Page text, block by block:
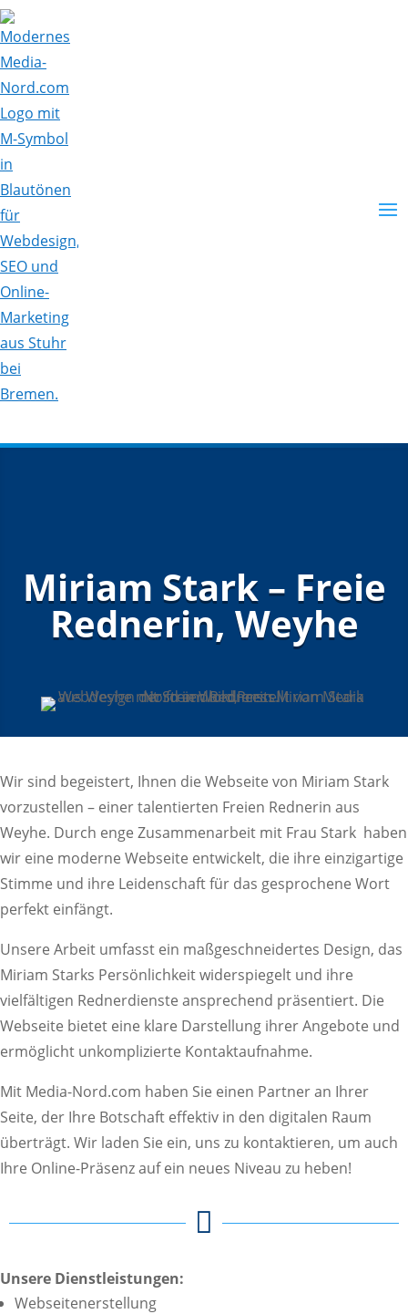
Miriam Stark – Freie
Rednerin, Weyhe
Wir sind begeistert, Ihnen die Webseite von Miriam Stark
vorzustellen – einer talentierten Freien Rednerin aus
Weyhe. Durch enge Zusammenarbeit mit Frau Stark haben
wir eine moderne Webseite entwickelt, die ihre einzigartige
Stimme und ihre Leidenschaft für das gesprochene Wort
perfekt einfängt.
Unsere Arbeit umfasst ein maßgeschneidertes Design, das
Miriam Starks Persönlichkeit widerspiegelt und ihre
vielfältigen Rednerdienste ansprechend präsentiert. Die
Webseite bietet eine klare Darstellung ihrer Angebote und
ermöglicht unkomplizierte Kontaktaufnahme.
Mit Media-Nord.com haben Sie einen Partner an Ihrer
Seite, der Ihre Botschaft effektiv in den digitalen Raum
überträgt. Wir laden Sie ein, uns zu kontaktieren, um auch
Ihre Online-Präsenz auf ein neues Niveau zu heben!

Unsere Dienstleistungen:
Webseitenerstellung